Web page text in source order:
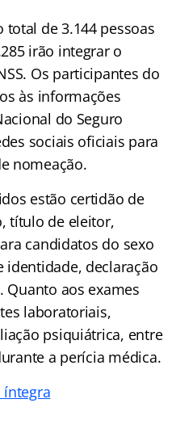
total de 3.144 pessoas
irão integrar o
Os participantes do
às informações
do Seguro
sociais oficiais para
nomeação.
estão certidão de
título de eleitor,
candidatos do sexo
identidade, declaração
Quanto aos exames
laboratoriais,
psiquiátrica, entre
a perícia médica.
íntegra